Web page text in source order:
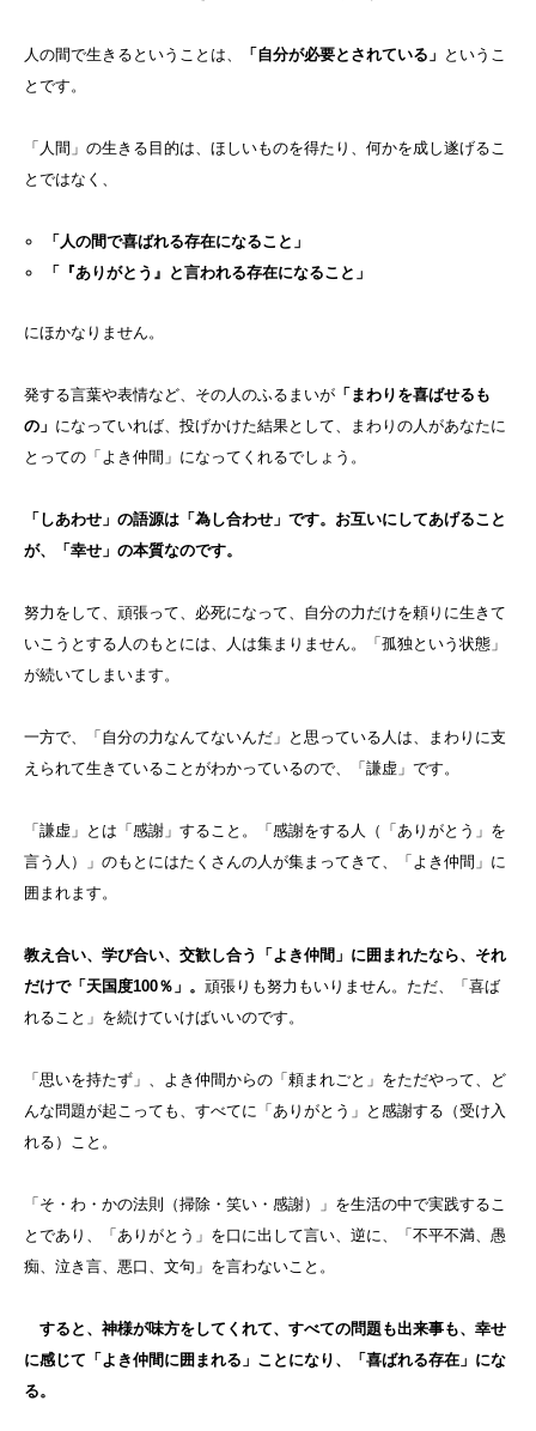
人の間で生きるということは、 「自分が必要とされている」 というこ
とです。
「人間」の生きる目的は、ほしいものを得たり、何かを成し遂げるこ
とではなく、
「人の間で喜ばれる存在になること」
「『ありがとう』と言われる存在になること」
にほかなりません。
発する言葉や表情など、その人のふるまいが 「まわりを喜ばせるも
の」 になっていれば、投げかけた結果として、まわりの人があなたに
とっての「よき仲間」になってくれるでしょう。
「しあわせ」の語源は「為し合わせ」です。お互いにしてあげること
が、「幸せ」の本質なのです。
努力をして、頑張って、必死になって、自分の力だけを頼りに生きて
いこうとする人のもとには、人は集まりません。「孤独という状態」
が続いてしまいます。
一方で、「自分の力なんてないんだ」と思っている人は、まわりに支
えられて生きていることがわかっているので、「謙虚」です。
「謙虚」とは「感謝」すること。「感謝をする人（「ありがとう」を
言う人）」のもとにはたくさんの人が集まってきて、「よき仲間」に
囲まれます。
教え合い、学び合い、交歓し合う「よき仲間」に囲まれたなら、それ
だけで「天国度100％」。 頑張りも努力もいりません。ただ、「喜ば
れること」を続けていけばいいのです。
「思いを持たず」、よき仲間からの「頼まれごと」をただやって、ど
んな問題が起こっても、すべてに「ありがとう」と感謝する（受け入
れる）こと。
「そ・わ・かの法則（掃除・笑い・感謝）」を生活の中で実践するこ
とであり、「ありがとう」を口に出して言い、逆に、「不平不満、愚
痴、泣き言、悪口、文句」を言わないこと。
すると、神様が味方をしてくれて、すべての問題も出来事も、幸せ
に感じて「よき仲間に囲まれる」ことになり、「喜ばれる存在」にな
る。